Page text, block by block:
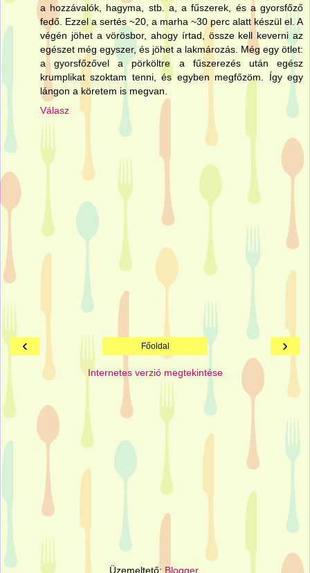
a hozzávalók, hagyma, stb. a, a fűszerek, és a gyorsfőző
fedő. Ezzel a sertés ~20, a marha ~30 perc alatt készül el. A
végén jöhet a vörösbor, ahogy írtad, össze kell keverni az
egészet még egyszer, és jöhet a lakmározás. Még egy ötlet:
a gyorsfőzővel a pörköltre a fűszerezés után egész
krumplikat szoktam tenni, és egyben megfőzöm. Így egy
lángon a köretem is megvan.
Válasz
‹ ›
Főoldal
Internetes verzió megtekintése
Üzemeltető: Blogger.